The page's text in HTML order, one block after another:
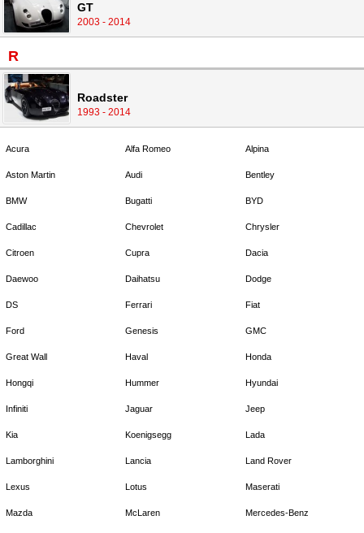
GT
2003 - 2014
R
Roadster
1993 - 2014
Acura Alfa Romeo Alpina
Aston Martin Audi Bentley
BMW Bugatti BYD
Cadillac Chevrolet Chrysler
Citroen Cupra Dacia
Daewoo Daihatsu Dodge
DS Ferrari Fiat
Ford Genesis GMC
Great Wall Haval Honda
Hongqi Hummer Hyundai
Infiniti Jaguar Jeep
Kia Koenigsegg Lada
Lamborghini Lancia Land Rover
Lexus Lotus Maserati
Mazda McLaren Mercedes-Benz